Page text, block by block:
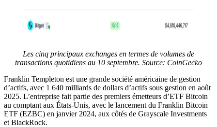
Les cinq principaux exchanges en termes de volumes de
transactions quotidiens au 10 septembre. Source: CoinGecko
Franklin Templeton est une grande société américaine de gestion
d’actifs, avec 1 640 milliards de dollars d’actifs sous gestion en août
2025. L’entreprise fait partie des premiers émetteurs d’ETF Bitcoin
au comptant aux États-Unis, avec le lancement du Franklin Bitcoin
ETF (EZBC) en janvier 2024, aux côtés de Grayscale Investments
et BlackRock.